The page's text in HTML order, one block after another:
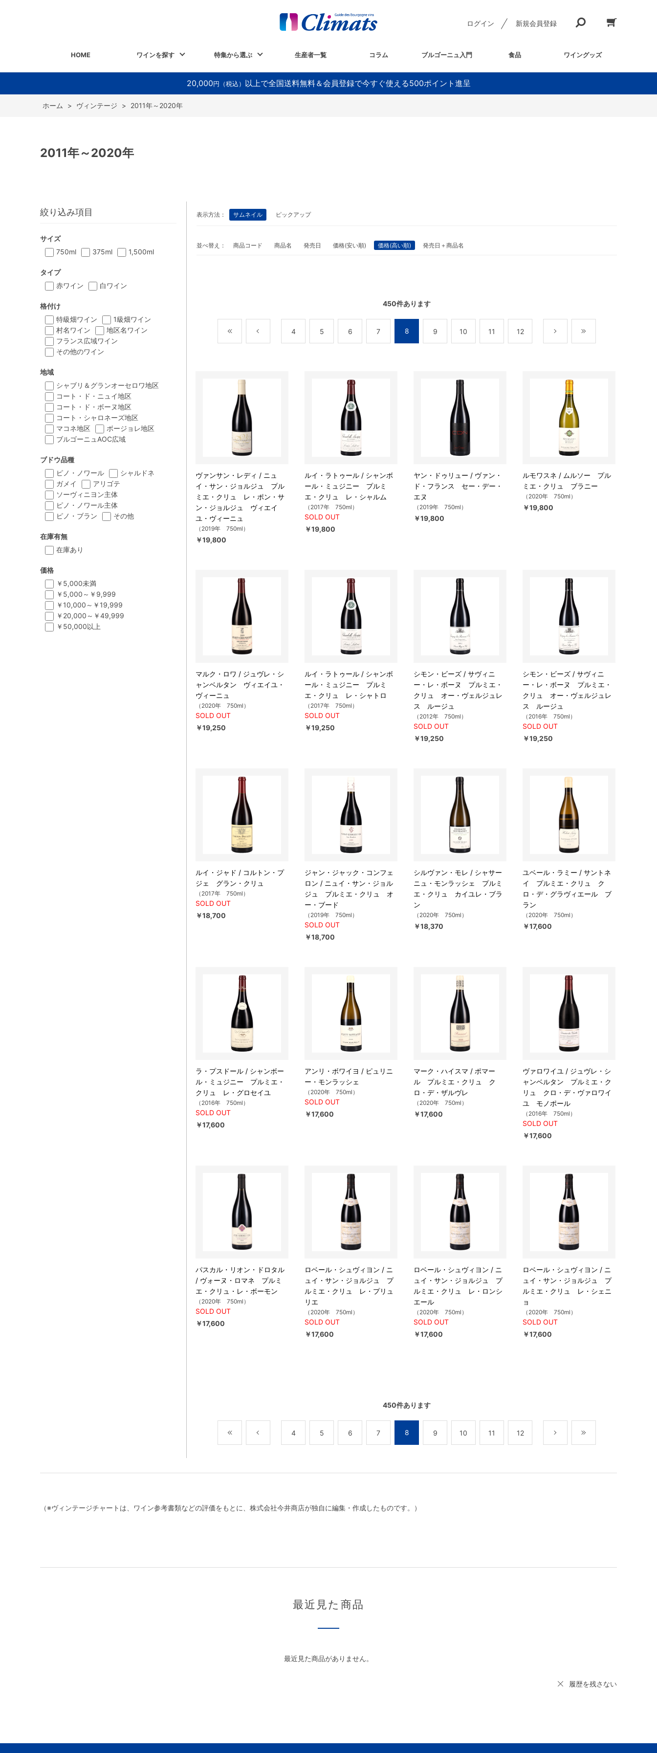
ログイン 新規会員登録
HOME ワインを探す 特集から選ぶ 生産者一覧 コラム ブルゴーニュ入門 食品 ワイングッズ
20,000 円（税込） 以上で全国送料無料＆会員登録で今すぐ使える500ポイント進呈
ホーム > ヴィンテージ > 2011年～2020年
2011年～2020年
絞り込み項目
サイズ
750ml
375ml 1,500ml
タイプ
赤ワイン
白ワイン
格付け
特級畑ワイン
1級畑ワイン
村名ワイン
地区名ワイン
フランス広域ワイン
その他のワイン
地域
シャブリ＆グランオーセロワ地区
コート・ド・ニュイ地区
コート・ド・ボーヌ地区
コート・シャロネーズ地区
マコネ地区
ボージョレ地区
ブルゴーニュAOC広域
ブドウ品種
ピノ・ノワール
シャルドネ
ガメイ
アリゴテ
ソーヴィニヨン主体
ピノ・ノワール主体
ピノ・ブラン
その他
在庫有無
在庫あり
価格
￥5,000未満
￥5,000～￥9,999
￥10,000～￥19,999
￥20,000～￥49,999
￥50,000以上
表示方法： サムネイル ピックアップ
並べ替え： 商品コード 商品名 発売日 価格(安い順) 価格(高い順) 発売日＋商品名
450件あります
4 5 6 7 8 9 10 11 12
ヴァンサン・レディ / ニュ
イ・サン・ジョルジュ プル
ミエ・クリュ レ・ポン・サ
ン・ジョルジュ ヴィエイ
ユ・ヴィーニュ
（2019年 750ml）
￥19,800
ルイ・ラトゥール / シャンボ
ール・ミュジニー プルミ
エ・クリュ レ・シャルム
（2017年 750ml）
SOLD OUT
￥19,800
ヤン・ドゥリュー / ヴァン・
ド・フランス セー・デー・
エヌ
（2019年 750ml）
￥19,800
ルモワスネ / ムルソー プル
ミエ・クリュ ブラニー
（2020年 750ml）
￥19,800
マルク・ロワ / ジュヴレ・シ
ャンベルタン ヴィエイユ・
ヴィーニュ
（2020年 750ml）
SOLD OUT
￥19,250
ルイ・ラトゥール / シャンボ
ール・ミュジニー プルミ
エ・クリュ レ・シャトロ
（2017年 750ml）
SOLD OUT
￥19,250
シモン・ビーズ / サヴィニ
ー・レ・ボーヌ プルミエ・
クリュ オー・ヴェルジュレ
ス ルージュ
（2012年 750ml）
SOLD OUT
￥19,250
シモン・ビーズ / サヴィニ
ー・レ・ボーヌ プルミエ・
クリュ オー・ヴェルジュレ
ス ルージュ
（2016年 750ml）
SOLD OUT
￥19,250
ルイ・ジャド / コルトン・プ
ジェ グラン・クリュ
（2017年 750ml）
SOLD OUT
￥18,700
ジャン・ジャック・コンフェ
ロン / ニュイ・サン・ジョル
ジュ プルミエ・クリュ オ
ー・ブード
（2019年 750ml）
SOLD OUT
￥18,700
シルヴァン・モレ / シャサー
ニュ・モンラッシェ プルミ
エ・クリュ カイユレ・ブラ
ン
（2020年 750ml）
￥18,370
ユベール・ラミー / サントネ
イ プルミエ・クリュ ク
ロ・デ・グラヴィエール ブ
ラン
（2020年 750ml）
￥17,600
ラ・プスドール / シャンボー
ル・ミュジニー プルミエ・
クリュ レ・グロセイユ
（2016年 750ml）
SOLD OUT
￥17,600
アンリ・ボワイヨ / ピュリニ
ー・モンラッシェ
（2020年 750ml）
SOLD OUT
￥17,600
マーク・ハイスマ / ポマー
ル プルミエ・クリュ ク
ロ・デ・ザルヴレ
（2020年 750ml）
￥17,600
ヴァロワイユ / ジュヴレ・シ
ャンベルタン プルミエ・ク
リュ クロ・デ・ヴァロワイ
ユ モノポール
（2016年 750ml）
SOLD OUT
￥17,600
パスカル・リオン・ドロタル
/ ヴォーヌ・ロマネ プルミ
エ・クリュ・レ・ボーモン
（2020年 750ml）
SOLD OUT
￥17,600
ロベール・シュヴィヨン / ニ
ュイ・サン・ジョルジュ プ
ルミエ・クリュ レ・プリュ
リエ
（2020年 750ml）
SOLD OUT
￥17,600
ロベール・シュヴィヨン / ニ
ュイ・サン・ジョルジュ プ
ルミエ・クリュ レ・ロンシ
エール
（2020年 750ml）
SOLD OUT
￥17,600
ロベール・シュヴィヨン / ニ
ュイ・サン・ジョルジュ プ
ルミエ・クリュ レ・シェニ
ョ
（2020年 750ml）
SOLD OUT
￥17,600
450件あります
4 5 6 7 8 9 10 11 12
（※ヴィンテージチャートは、ワイン参考書類などの評価をもとに、株式会社今井商店が独自に編集・作成したものです。）
最近見た商品
最近見た商品がありません。
履歴を残さない